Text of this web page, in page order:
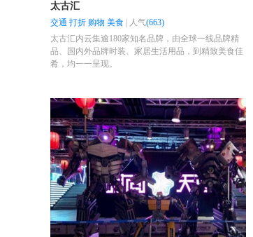
太古汇
交通 打折 购物 美食 人气(663)
太古汇内云集逾180家知名品牌，由全球一线品牌精
品、国内外品牌时装、家居生活用品，到精致美食佳
肴，均一一呈现。